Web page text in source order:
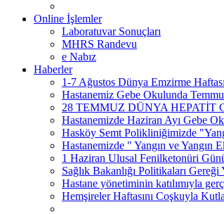
Online İşlemler
Laboratuvar Sonuçları
MHRS Randevu
e Nabız
Haberler
1-7 Ağustos Dünya Emzirme Haftası
Hastanemiz Gebe Okulunda
28 TEMMUZ DÜNYA HEPATİT
Hastanemizde Haziran Ayı Gebe
Hasköy Semt Polikliniğimizde
Hastanemizde " Yangın ve Yangın
1 Haziran Ulusal Fenilketonüri
Sağlık Bakanlığı Politikaları
Hastane yönetiminin katılımıyla
Hemşireler Haftasını Coşkuyla